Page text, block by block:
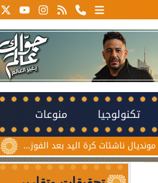
تكنولوجيا منوعات
خطوبة ملك اليد بعد الفوز...